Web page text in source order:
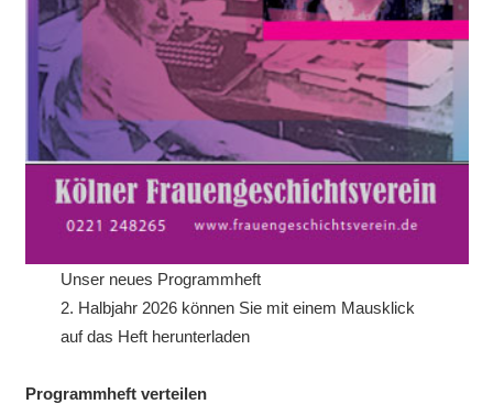
Unser neues Programmheft
2. Halbjahr 2026 können Sie mit einem Mausklick
auf das Heft herunterladen
Programmheft verteilen